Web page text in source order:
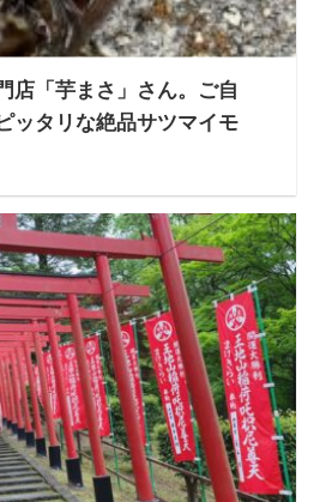
店「芋まさ」さん。ご自
ッタリな絶品サツマイモ